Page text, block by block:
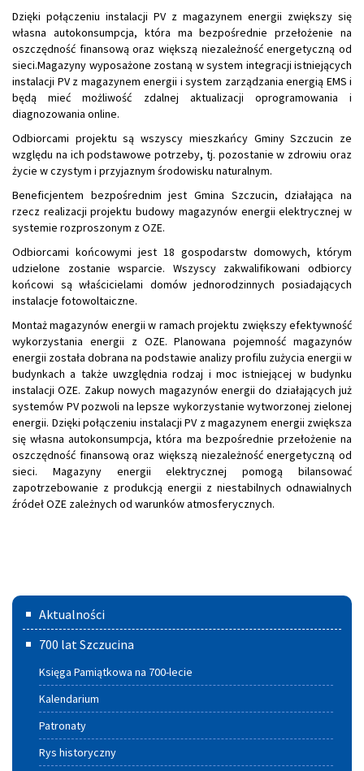
Dzięki połączeniu instalacji PV z magazynem energii zwiększy się
własna autokonsumpcja, która ma bezpośrednie przełożenie na
oszczędność finansową oraz większą niezależność energetyczną od
sieci.Magazyny wyposażone zostaną w system integracji istniejących
instalacji PV z magazynem energii i system zarządzania energią EMS i
będą mieć możliwość zdalnej aktualizacji oprogramowania i
diagnozowania online.
Odbiorcami projektu są wszyscy mieszkańcy Gminy Szczucin ze
względu na ich podstawowe potrzeby, tj. pozostanie w zdrowiu oraz
życie w czystym i przyjaznym środowisku naturalnym.
Beneficjentem bezpośrednim jest Gmina Szczucin, działająca na
rzecz realizacji projektu budowy magazynów energii elektrycznej w
systemie rozproszonym z OZE.
Odbiorcami końcowymi jest 18 gospodarstw domowych, którym
udzielone zostanie wsparcie. Wszyscy zakwalifikowani odbiorcy
końcowi są właścicielami domów jednorodzinnych posiadających
instalacje fotowoltaiczne.
Montaż magazynów energii w ramach projektu zwiększy efektywność
wykorzystania energii z OZE. Planowana pojemność magazynów
energii została dobrana na podstawie analizy profilu zużycia energii w
budynkach a także uwzględnia rodzaj i moc istniejącej w budynku
instalacji OZE. Zakup nowych magazynów energii do działających już
systemów PV pozwoli na lepsze wykorzystanie wytworzonej zielonej
energii. Dzięki połączeniu instalacji PV z magazynem energii zwiększa
się własna autokonsumpcja, która ma bezpośrednie przełożenie na
oszczędność finansową oraz większą niezależność energetyczną od
sieci. Magazyny energii elektrycznej pomogą bilansować
zapotrzebowanie z produkcją energii z niestabilnych odnawialnych
źródeł OZE zależnych od warunków atmosferycznych.
Menu
główne
Aktualności
700 lat Szczucina
Księga Pamiątkowa na 700-lecie
Kalendarium
Patronaty
Rys historyczny